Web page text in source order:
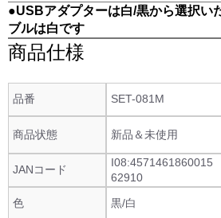
●USBアダプターは白/黒から選択い
ブルは白です
商品仕様
品番 SET-081M
商品状態 新品＆未使用
JANコード
62910
色
黒/白